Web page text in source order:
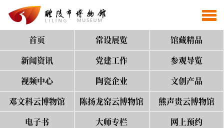
首页 常设展览
馆藏精品
新闻资讯
党建工作
参观导览
视频中心
陶瓷企业
文创产品
邓文科云博物馆
陈扬龙窑云博物馆
熊声贵云博物馆
电子书
大师专栏 网上预约